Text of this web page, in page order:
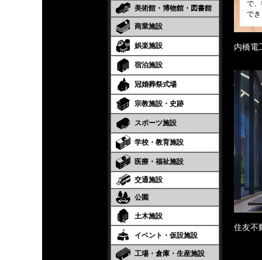
美術館・博物館・図書館
商業施設
娯楽施設
宿泊施設
冠婚葬祭式場
宗教施設・史跡
スポーツ施設
学校・教育施設
医療・福祉施設
交通施設
公園
土木施設
イベント・仮設施設
工場・倉庫・生産施設
で
で
内橋電
住友不